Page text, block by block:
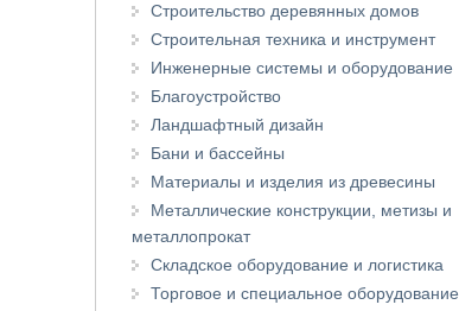
Строительство деревянных домов
Строительная техника и инструмент
Инженерные системы и оборудование
Благоустройство
Ландшафтный дизайн
Бани и бассейны
Материалы и изделия из древесины
Металлические конструкции, метизы и
металлопрокат
Складское оборудование и логистика
Торговое и специальное оборудование